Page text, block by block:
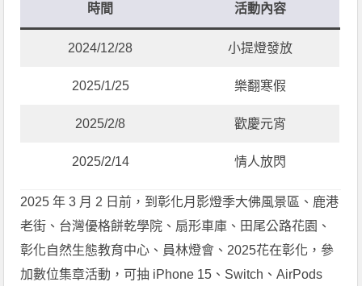
時間 活動內容
2024/12/28 小提燈發放
2025/1/25 樂翻寒假
2025/2/8 歡慶元宵
2025/2/14 情人放閃
2025 年 3 月 2 日前，到彰化月影燈季大佛風景區、鹿港
老街、台灣優格餅乾學院、扇形車庫、田尾公路花園、
彰化自然生態教育中心、員林燈會、2025花在彰化，參
加數位集章活動，可抽 iPhone 15、Switch、AirPods